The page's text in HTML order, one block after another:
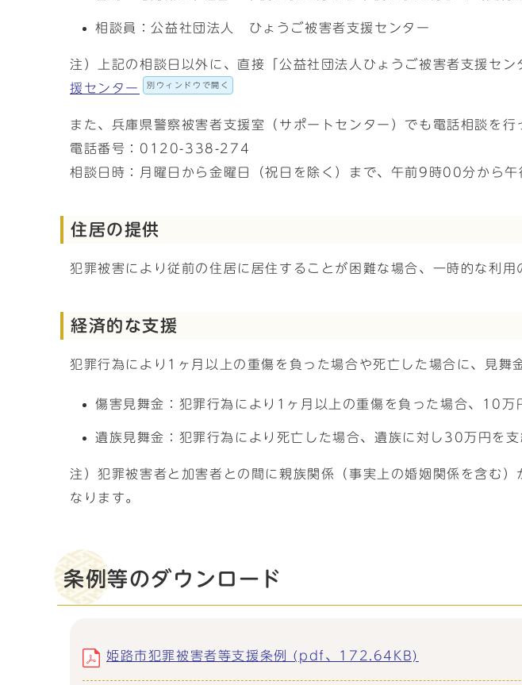
相談員：公益社団法人 ひょうご被害者支援センター
注）上記の相談日以外に、直接「公益社団法人ひょうご被害者支援セン
援センター
別ウィンドウで開く
また、兵庫県警察被害者支援室（サポートセンター）でも電話相談を行
電話番号：0120-338-274
相談日時：月曜日から金曜日（祝日を除く）まで、午前9時00分から
住居の提供
犯罪被害により従前の住居に居住することが困難な場合、一時的な利用
経済的な支援
犯罪行為により1ヶ月以上の重傷を負った場合や死亡した場合に、見舞
傷害見舞金：犯罪行為により1ヶ月以上の重傷を負った場合、10万
遺族見舞金：犯罪行為により死亡した場合、遺族に対し30万円を支
注）犯罪被害者と加害者との間に親族関係（事実上の婚姻関係を含む
なります。
条例等のダウンロード
姫路市犯罪被害者等支援条例 (pdf、172.64KB)